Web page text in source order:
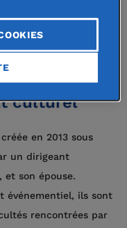
qui
culturel
en 2013 sous
un dirigeant
et son épouse.
événementiel, ils sont
rencontrées par